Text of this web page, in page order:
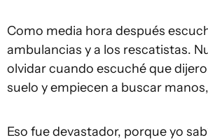
Como media hora después
ambulancias y a los rescatistas.
olvidar cuando escuché que
suelo y empiecen a buscar
Eso fue devastador, porque yo